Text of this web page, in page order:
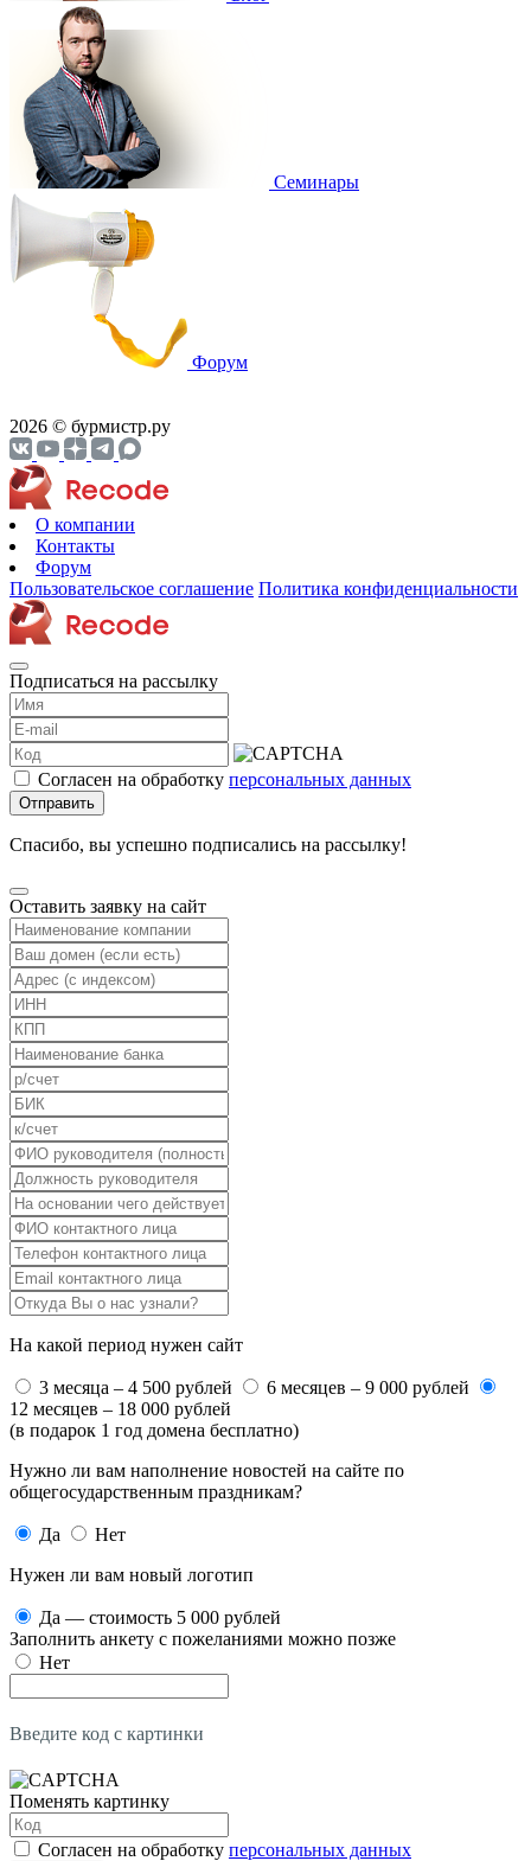
Cеминары
Форум
2026 © бурмистр.ру
О компании
Контакты
Форум
Пользовательское соглашение Политика конфиденциальности
Подписаться на рассылку
Согласен на обработку персональных данных
Отправить
Спасибо, вы успешно подписались на рассылку!
Оставить заявку на сайт
На какой период нужен сайт
3 месяца – 4 500 рублей
6 месяцев – 9 000 рублей
12 месяцев – 18 000 рублей
(в подарок 1 год домена бесплатно)
Нужно ли вам наполнение новостей на сайте по
общегосударственным праздникам?
Да
Нет
Нужен ли вам новый логотип
Да — стоимость 5 000 рублей
Заполнить анкету с пожеланиями можно позже
Нет
Введите код с картинки
Поменять картинку
Согласен на обработку персональных данных